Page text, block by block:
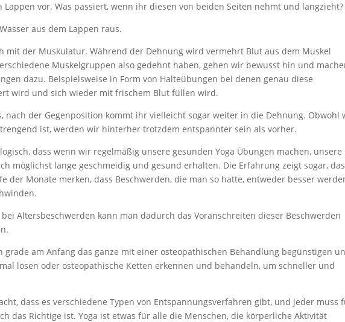
Lappen vor. Was passiert, wenn ihr diesen von beiden Seiten nehmt und langzieht?
aus dem Lappen raus.
mit der Muskulatur. Während der Dehnung wird vermehrt Blut aus dem Muskel
Muskelgruppen also gedehnt haben, gehen wir bewusst hin und
dazu. Beispielsweise in Form von Halteübungen bei denen genau diese
wird und sich wieder mit frischem Blut füllen wird.
nach der Gegenposition kommt ihr vielleicht sogar weiter in die Dehnung. Obwohl
ist, werden wir hinterher trotzdem entspannter sein als vorher.
dass wenn wir regelmäßig unsere gesunden Yoga Übungen machen, unsere
möglichst lange geschmeidig und gesund erhalten. Die Erfahrung zeigt sogar,
der Monate merken, dass Beschwerden, die man so hatte, entweder besser
Altersbeschwerden kann man dadurch das Voranschreiten dieser Beschwerden
grade am Anfang das ganze mit einer osteopathischen Behandlung begünstigen
lösen oder osteopathische Ketten erkennen und behandeln, um schneller und
dass es verschiedene Typen von Entspannungsverfahren gibt, und jeder muss
das Richtige ist. Yoga ist etwas für alle die Menschen, die körperliche Aktivität